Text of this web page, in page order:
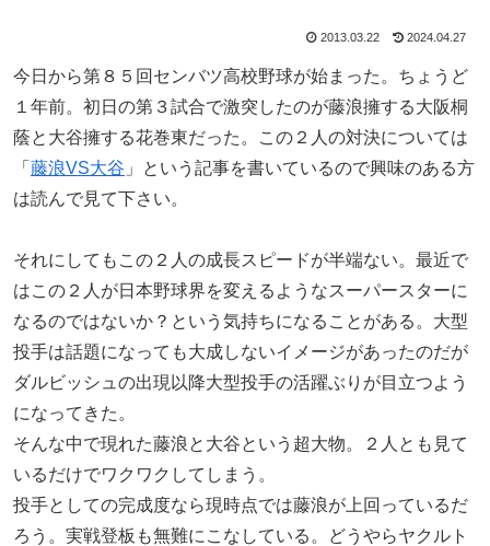
2013.03.22 2024.04.27
今日から第８５回センバツ高校野球が始まった。ちょうど
１年前。初日の第３試合で激突したのが藤浪擁する大阪桐
蔭と大谷擁する花巻東だった。この２人の対決については
「 藤浪VS大谷 」という記事を書いているので興味のある方
は読んで見て下さい。
それにしてもこの２人の成長スピードが半端ない。最近で
はこの２人が日本野球界を変えるようなスーパースターに
なるのではないか？という気持ちになることがある。大型
投手は話題になっても大成しないイメージがあったのだが
ダルビッシュの出現以降大型投手の活躍ぶりが目立つよう
になってきた。
そんな中で現れた藤浪と大谷という超大物。２人とも見て
いるだけでワクワクしてしまう。
投手としての完成度なら現時点では藤浪が上回っているだ
ろう。実戦登板も無難にこなしている。どうやらヤクルト